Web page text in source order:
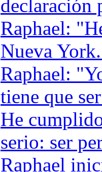
declaración
Raphael:
Nueva
Raphael:
tiene que
He
serio: ser
Raphael